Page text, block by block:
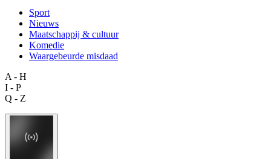
Sport
Nieuws
Maatschappij & cultuur
Komedie
Waargebeurde misdaad
A - H
I - P
Q - Z